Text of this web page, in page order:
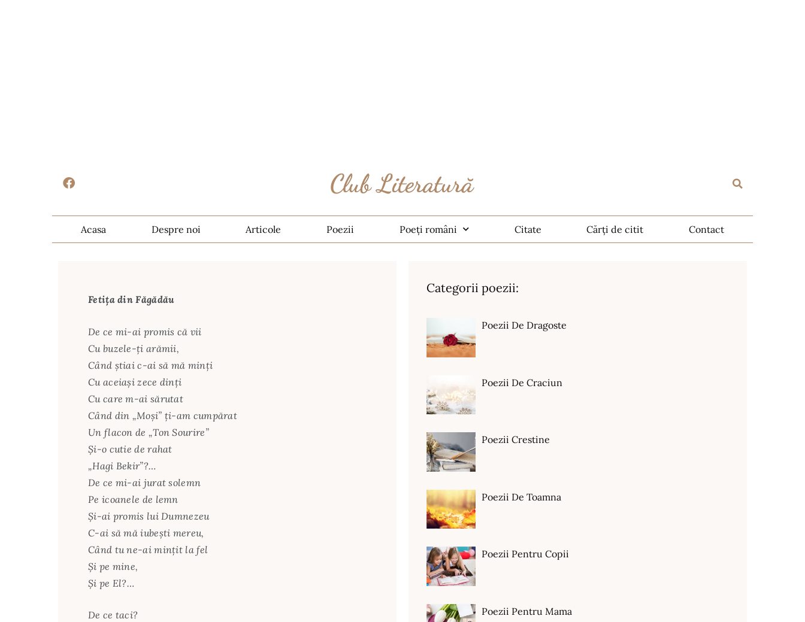
Acasa Despre noi Articole Poezii Poeți români Citate Cărți de citit Contact
Fetița din Făgădău
De ce mi-ai promis că vii
Cu buzele-ți arămii,
Când știai c-ai să mă minți
Cu aceiași zece dinți
Cu care m-ai sărutat
Când din „Moși” ți-am cumpărat
Un flacon de „Ton Sourire”
Și-o cutie de rahat
„Hagi Bekir”?…
De ce mi-ai jurat solemn
Pe icoanele de lemn
Și-ai promis lui Dumnezeu
C-ai să mă iubești mereu,
Când tu ne-ai mințit la fel
Și pe mine,
Și pe El?…
De ce taci?
Categorii poezii:
Poezii De Dragoste
Poezii De Craciun
Poezii Crestine
Poezii De Toamna
Poezii Pentru Copii
Poezii Pentru Mama